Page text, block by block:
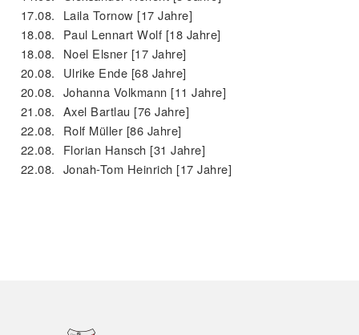
17.08.
Laila Tornow [17 Jahre]
18.08.
Paul Lennart Wolf [18 Jahre]
18.08.
Noel Elsner [17 Jahre]
20.08.
Ulrike Ende [68 Jahre]
20.08. Johanna Volkmann [11 Jahre]
21.08. Axel Bartlau [76 Jahre]
22.08.
Rolf Müller [86 Jahre]
22.08.
Florian Hansch [31 Jahre]
22.08. Jonah-Tom Heinrich [17 Jahre]